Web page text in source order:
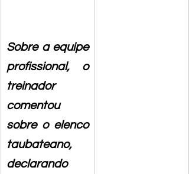
Sobre a equipe
profissional, o
treinador
comentou
sobre o elenco
taubateano,
declarando